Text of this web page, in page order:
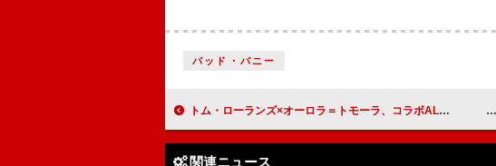
バッド・バニー
トム・ローランズ×オーロラ＝トモーラ、コラボAL『カム・クローサー』完成「ただ創造する喜びだけで制作」
関連ニュース